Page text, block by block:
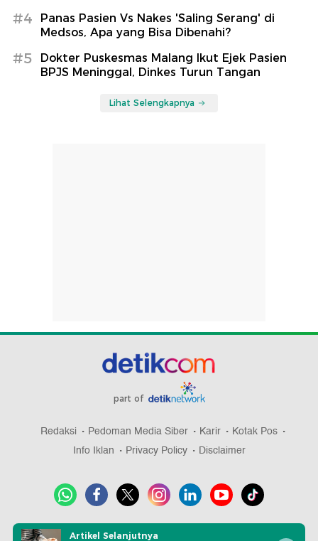
#4
Panas Pasien Vs Nakes 'Saling Serang' di
Medsos, Apa yang Bisa Dibenahi?
#5
Dokter Puskesmas Malang Ikut Ejek Pasien
BPJS Meninggal, Dinkes Turun Tangan
Lihat Selengkapnya
part of
Redaksi Pedoman Media Siber Karir
Kotak Pos
Info Iklan
Privacy Policy Disclaimer
Artikel Selanjutnya